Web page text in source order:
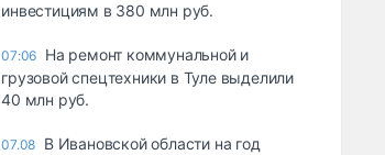
инвестициям в 380 млн руб.
07:06 На ремонт коммунальной и
грузовой спецтехники в Туле выделили
40 млн руб.
07.08 В Ивановской области на год